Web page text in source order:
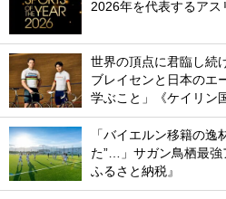
2026年を代表するアス
世界の頂点に君臨し続
ブレイセンと日本のエ
学ぶこと」《ケイリン
「バイエルン移籍の逸
た”…」サガン鳥栖最強
ふるさと納税』